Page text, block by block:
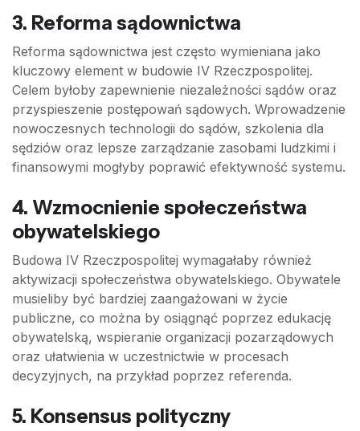
3. Reforma sądownictwa
Reforma sądownictwa jest często wymieniana jako
kluczowy element w budowie IV Rzeczpospolitej.
Celem byłoby zapewnienie niezależności sądów oraz
przyspieszenie postępowań sądowych. Wprowadzenie
nowoczesnych technologii do sądów, szkolenia dla
sędziów oraz lepsze zarządzanie zasobami ludzkimi i
finansowymi mogłyby poprawić efektywność systemu.
4. Wzmocnienie społeczeństwa
obywatelskiego
Budowa IV Rzeczpospolitej wymagałaby również
aktywizacji społeczeństwa obywatelskiego. Obywatele
musieliby być bardziej zaangażowani w życie
publiczne, co można by osiągnąć poprzez edukację
obywatelską, wspieranie organizacji pozarządowych
oraz ułatwienia w uczestnictwie w procesach
decyzyjnych, na przykład poprzez referenda.
5. Konsensus polityczny